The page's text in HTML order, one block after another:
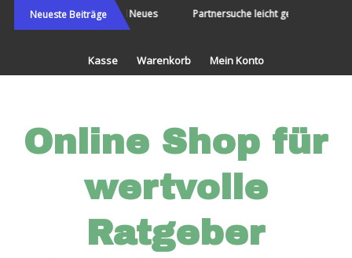
Direkt
zum
Neueste Beiträge
Die Welt bereisen und Neues
erleben
Partnersuche leicht gemacht
Kasse Warenkorb Mein Konto
Online Shop für
wertvolle
Ratgeber